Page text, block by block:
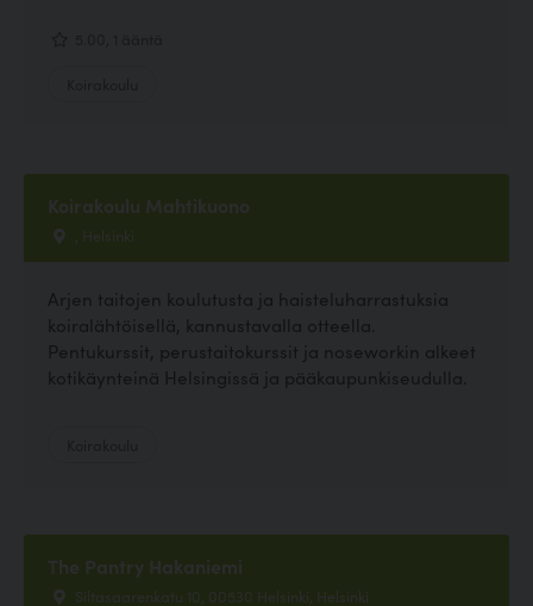
Koirakoulu Mahtikuono
, Helsinki
Arjen taitojen koulutusta ja haisteluharrastuksia
koiralähtöisellä, kannustavalla otteella.
Pentukurssit, perustaitokurssit ja noseworkin alkeet
kotikäynteinä Helsingissä ja pääkaupunkiseudulla.
The Pantry Hakaniemi
Siltasaarenkatu 10, 00530 Helsinki, Helsinki